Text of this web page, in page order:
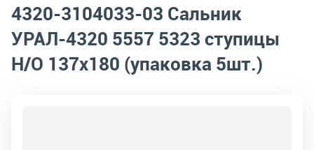
4320-3104033-03 Сальник
УРАЛ-4320 5557 5323 ступицы
Н/О 137х180 (упаковка 5шт.)